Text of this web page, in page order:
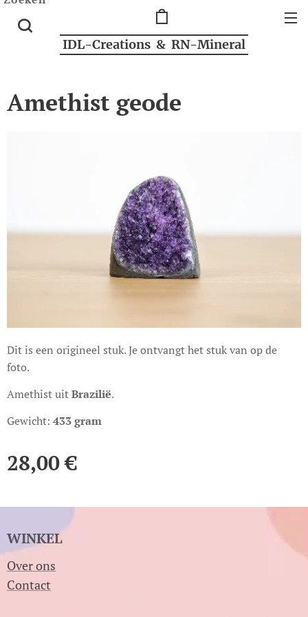
IDL-Creations & RN-Mineral
Amethist geode
Dit is een origineel stuk. Je ontvangt het stuk van op de
foto.
Amethist uitBrazilië.
Gewicht: 433 gram
28,00€
WINKEL
Over ons
Contact